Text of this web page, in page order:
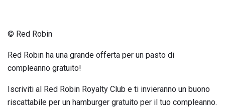
© Red Robin
Red Robin ha una grande offerta per un pasto di
compleanno gratuito!
Iscriviti al Red Robin Royalty Club e ti invieranno un buono
riscattabile per un hamburger gratuito per il tuo compleanno.